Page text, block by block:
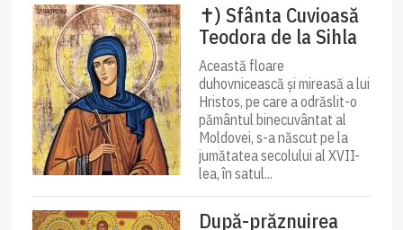
✝) Sfânta Cuvioasă
Teodora de la Sihla
Această floare
duhovnicească și mireasă a lui
Hristos, pe care a odrăslit-o
pământul binecuvântat al
Moldovei, s-a născut pe la
jumătatea secolului al XVII-
lea, în satul...
După-prăznuirea